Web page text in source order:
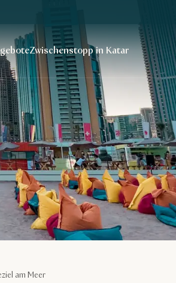
Zwischenstopp in Katar
am Meer